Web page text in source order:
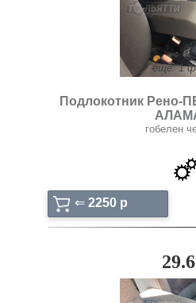
ещё: 1
Подлокотник Рено-
гобелен
⇐ 2250 p